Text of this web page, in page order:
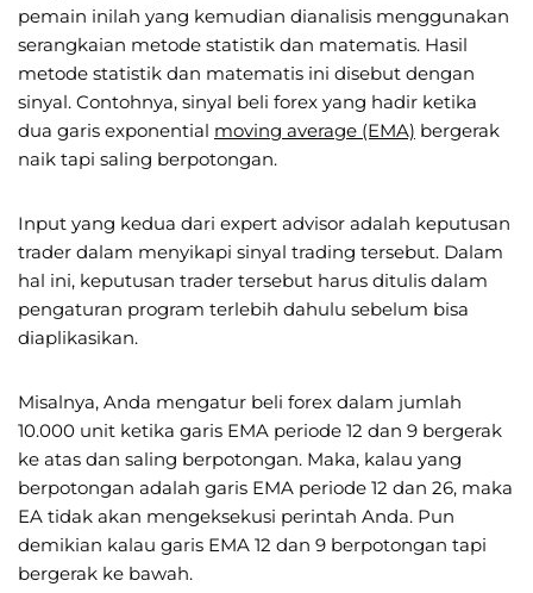
pemain inilah yang kemudian dianalisis menggunakan
serangkaian metode statistik dan matematis. Hasil
metode statistik dan matematis ini disebut dengan
sinyal. Contohnya, sinyal beli forex yang hadir ketika
dua garis exponential moving average (EMA) bergerak
naik tapi saling berpotongan.
Input yang kedua dari expert advisor adalah keputusan
trader dalam menyikapi sinyal trading tersebut. Dalam
hal ini, keputusan trader tersebut harus ditulis dalam
pengaturan program terlebih dahulu sebelum bisa
diaplikasikan.
Misalnya, Anda mengatur beli forex dalam jumlah
10.000 unit ketika garis EMA periode 12 dan 9 bergerak
ke atas dan saling berpotongan. Maka, kalau yang
berpotongan adalah garis EMA periode 12 dan 26, maka
EA tidak akan mengeksekusi perintah Anda. Pun
demikian kalau garis EMA 12 dan 9 berpotongan tapi
bergerak ke bawah.